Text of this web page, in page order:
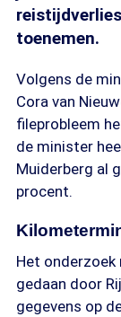
toenemen.
Volgens de
Cora van
fileprobleem
de minister
Muiderberg al
procent.
Het onderzoek
gedaan door
gegevens op